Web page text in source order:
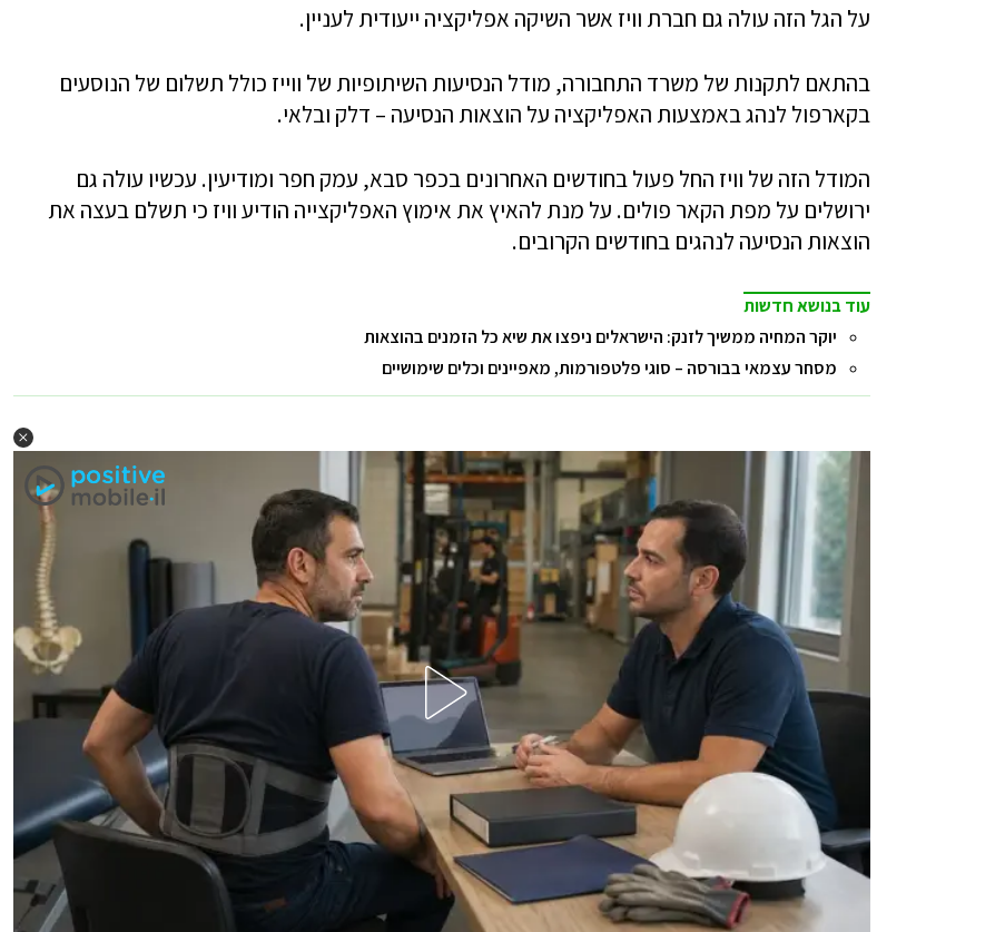
על הגל הזה עולה גם חברת וויז אשר השיקה אפליקציה ייעודית לעניין.
בהתאם לתקנות של משרד התחבורה, מודל הנסיעות השיתופיות של ווייז כולל תשלום של הנוסעים
בקארפול לנהג באמצעות האפליקציה על הוצאות הנסיעה – דלק ובלאי.
המודל הזה של וויז החל פעול בחודשים האחרונים בכפר סבא, עמק חפר ומודיעין. עכשיו עולה גם
ירושלים על מפת הקאר פולים. על מנת להאיץ את אימוץ האפליקצייה הודיע וויז כי תשלם בעצה את
הוצאות הנסיעה לנהגים בחודשים הקרובים.
עוד בנושא חדשות
יוקר המחיה ממשיך לזנק: הישראלים ניפצו את שיא כל הזמנים בהוצאות
מסחר עצמאי בבורסה – סוגי פלטפורמות, מאפיינים וכלים שימושיים